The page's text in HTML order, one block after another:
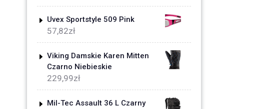
Uvex Sportstyle 509 Pink
57,82zł
Viking Damskie Karen Mitten
Czarno Niebieskie
229,99zł
Mil-Tec Assault 36 L Czarny